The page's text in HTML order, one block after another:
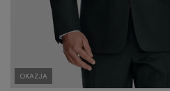
OKAZJA